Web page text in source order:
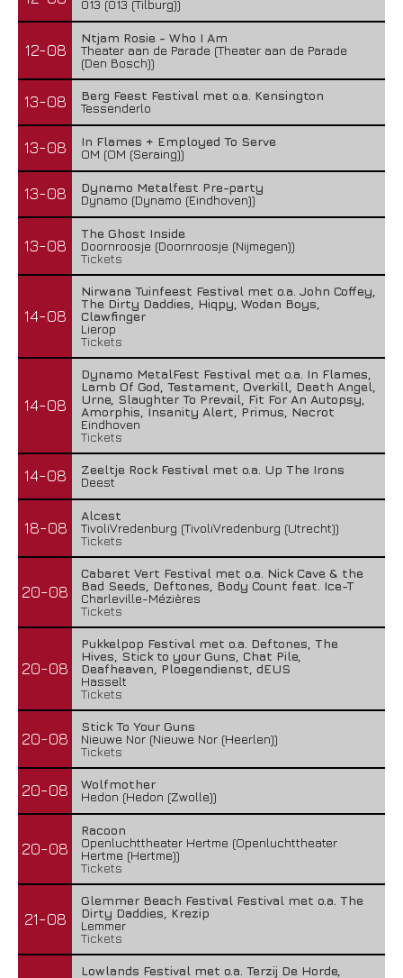
013 (013 (Tilburg))
12-08
Ntjam Rosie - Who I Am
Theater aan de Parade (Theater aan de Parade
(Den Bosch))
13-08
Berg Feest Festival met o.a. Kensington
Tessenderlo
13-08
In Flames + Employed To Serve
OM (OM (Seraing))
13-08
Dynamo Metalfest Pre-party
Dynamo (Dynamo (Eindhoven))
13-08
The Ghost Inside
Doornroosje (Doornroosje (Nijmegen))
Tickets
14-08
Nirwana Tuinfeest Festival met o.a. John Coffey,
The Dirty Daddies, Hiqpy, Wodan Boys,
Clawfinger
Lierop
Tickets
14-08
Dynamo MetalFest Festival met o.a. In Flames,
Lamb Of God, Testament, Overkill, Death Angel,
Urne, Slaughter To Prevail, Fit For An Autopsy,
Amorphis, Insanity Alert, Primus, Necrot
Eindhoven
Tickets
14-08
Zeeltje Rock Festival met o.a. Up The Irons
Deest
18-08
Alcest
TivoliVredenburg (TivoliVredenburg (Utrecht))
Tickets
20-08
Cabaret Vert Festival met o.a. Nick Cave & the
Bad Seeds, Deftones, Body Count feat. Ice-T
Charleville-Mézières
Tickets
20-08
Pukkelpop Festival met o.a. Deftones, The
Hives, Stick to your Guns, Chat Pile,
Deafheaven, Ploegendienst, dEUS
Hasselt
Tickets
20-08
Stick To Your Guns
Nieuwe Nor (Nieuwe Nor (Heerlen))
Tickets
20-08
Wolfmother
Hedon (Hedon (Zwolle))
20-08
Racoon
Openluchttheater Hertme (Openluchttheater
Hertme (Hertme))
Tickets
21-08
Glemmer Beach Festival Festival met o.a. The
Dirty Daddies, Krezip
Lemmer
Tickets
Lowlands Festival met o.a. Terzij De Horde,